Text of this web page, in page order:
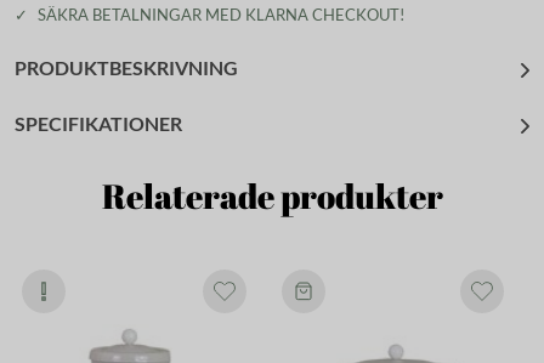
✓
SÄKRA BETALNINGAR MED KLARNA CHECKOUT!
PRODUKTBESKRIVNING
SPECIFIKATIONER
Relaterade produkter